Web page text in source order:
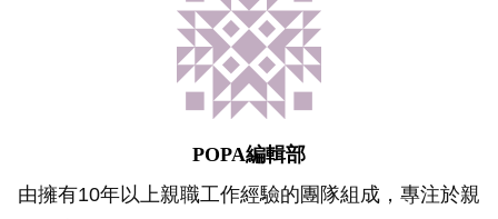
POPA編輯部
由擁有10年以上親職工作經驗的團隊組成，專注於親